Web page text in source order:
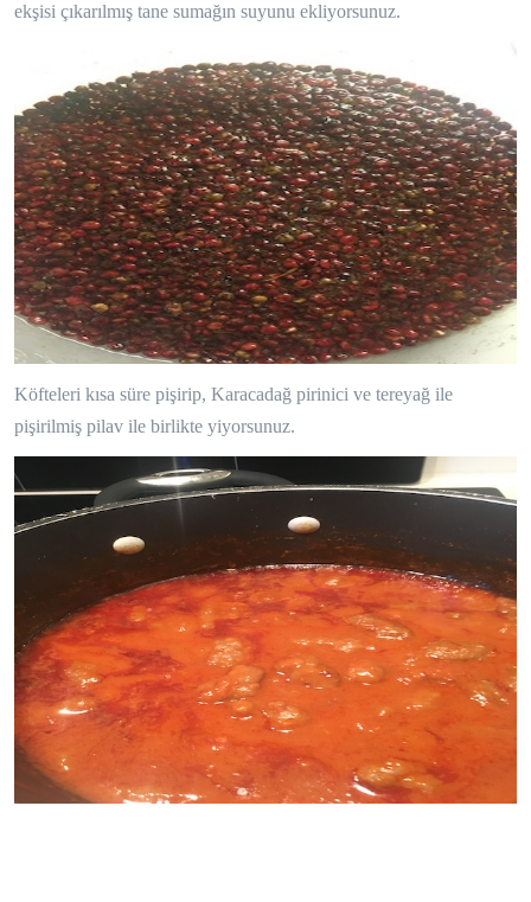
ekşisi çıkarılmış tane sumağın suyunu ekliyorsunuz.
Köfteleri kısa süre pişirip, Karacadağ pirinici ve tereyağ ile
pişirilmiş pilav ile birlikte yiyorsunuz.